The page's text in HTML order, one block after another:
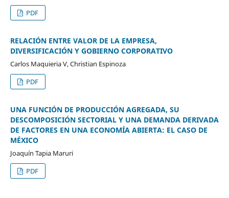
PDF
RELACIÓN ENTRE VALOR DE LA EMPRESA,
DIVERSIFICACIÓN Y GOBIERNO CORPORATIVO
Carlos Maquieria V, Christian Espinoza
PDF
UNA FUNCIÓN DE PRODUCCIÓN AGREGADA, SU
DESCOMPOSICIÓN SECTORIAL Y UNA DEMANDA DERIVADA
DE FACTORES EN UNA ECONOMÍA ABIERTA: EL CASO DE
MÉXICO
Joaquín Tapia Maruri
PDF